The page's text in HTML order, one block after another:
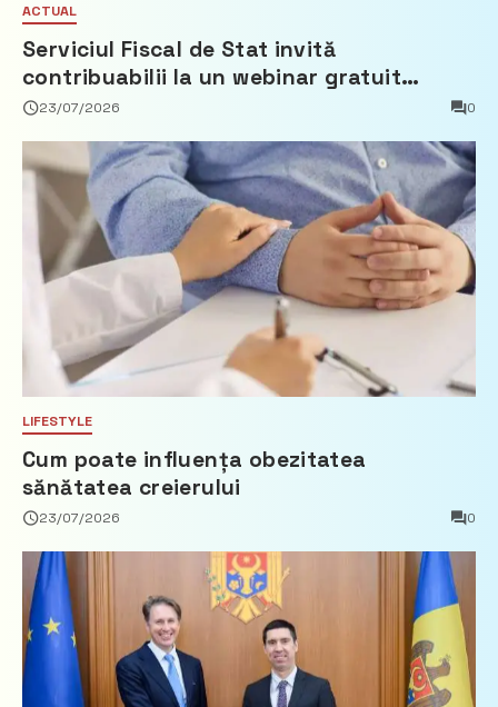
ACTUAL
Serviciul Fiscal de Stat invită
contribuabilii la un webinar gratuit
privind calculul impozitului pe bunurile
23/07/2026 0
LIFESTYLE
Cum poate influența obezitatea
sănătatea creierului
23/07/2026 0